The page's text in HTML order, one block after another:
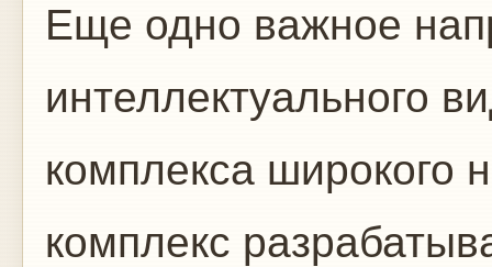
Еще одно важное
интеллектуального
комплекса широкого
комплекс